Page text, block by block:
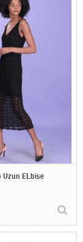
Uzun ELbise